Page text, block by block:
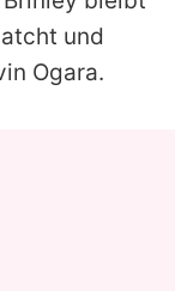
und
Ogara.